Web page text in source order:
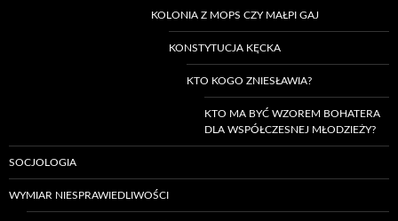
KOLONIA Z MOPS CZY MAŁPI GAJ
KONSTYTUCJA KĘCKA
KTO KOGO ZNIESŁAWIA?
KTO MA BYĆ WZOREM BOHATERA
DLA WSPÓŁCZESNEJ MŁODZIEŻY?
SOCJOLOGIA
WYMIAR NIESPRAWIEDLIWOŚCI